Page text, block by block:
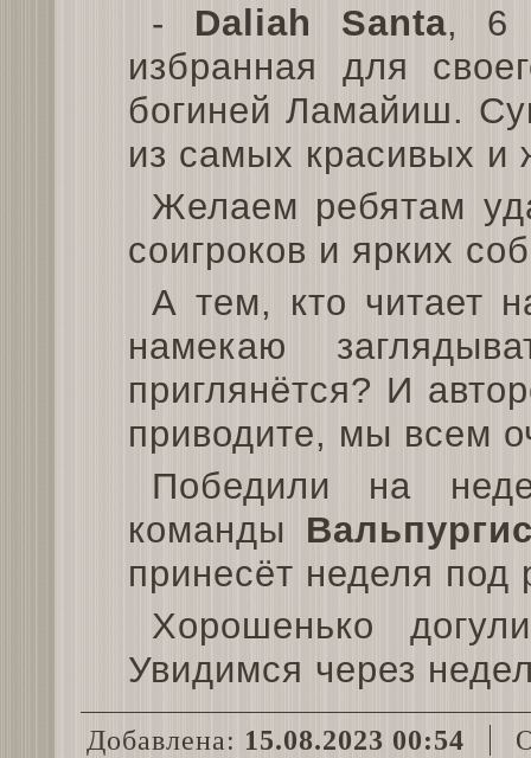
- Daliah Santa, 6
избранная для
богиней Ламайиш.
из самых красивых
Желаем ребятам
соигроков и ярких
А тем, кто читает
намекаю
приглянётся? И
приводите, мы всем
Победили на
команды
принесёт неделя под
Хорошенько
Увидимся через
Добавлена: 15.08.2023 00:54